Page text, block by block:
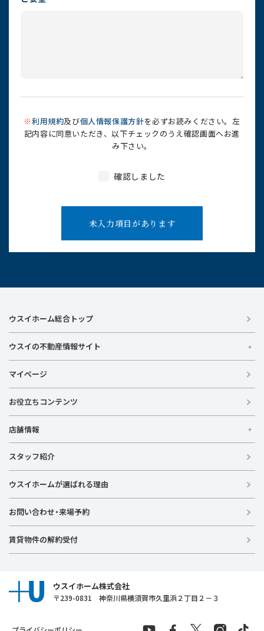
※利用規約及び個人情報保護方針を必ずお読みください。左
記内容に同意いただき、以下チェックのうえ確認画面へお進
み下さい。
確認しました
未入力項目があります
ウスイホーム総合トップ
ウスイの不動産情報サイト
ウスイの不動産情報サイト
【借りる】
賃貸住宅
事業用賃貸
戸建て（総合）
中古戸建て
中古マンション
土地
投資物件
ラグジュアリー物件
マイページ
お役立ちコンテンツ
店舗情報
【横浜エリア】
金沢文庫店
上大岡店 戸塚店 新横浜店
港北ニュータウン店
【湘南エリア】
湘南台店
逗子店
【横須賀エリア】
追浜店
衣笠店
スタッフ紹介
ウスイホームが選ばれる理由
お問い合わせ・来場予約
賃貸物件の解約受付
ウスイホーム株式会社
〒239-0831 神奈川県横須賀市久里浜２丁目２－３